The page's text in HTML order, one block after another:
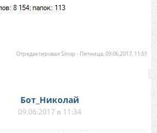
ОтредактировалSinop - Пятница, 09.06.2017, 11:51
Бот_Николай
09.06.2017 в 11:34